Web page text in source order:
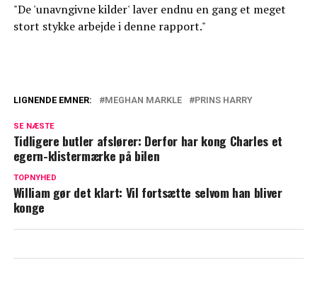
"De 'unavngivne kilder' laver endnu en gang et meget
stort stykke arbejde i denne rapport."
at ny dokumentar ødelægger alt
Nyt klip florerer: Det siger Meghan om
LIGNENDE EMNER: MEGHAN MARKLE PRINS HARRY
SE NÆSTE
Tidligere butler afslører: Derfor har kong Charles et
egern-klistermærke på bilen
TOPNYHED
William gør det klart: Vil fortsætte selvom han bliver
konge